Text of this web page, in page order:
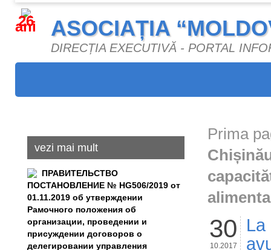
26
ani ASOCIAȚIA
DIRECȚIA EXECUTIVĂ - PORTAL
vezi mai mult
ПРАВИТЕЛЬСТВО
ПОСТАНОВЛЕНИЕ № HG506/2019 от
01.11.2019 об утверждении
Рамочного положения об
организации, проведении и
присуждении договоров о
делегировании управления
Prima
30
10.2017
La